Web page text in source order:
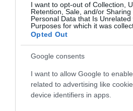
I want to opt-out of Collection,
Retention, Sale, and/or Sharing
Personal Data that Is Unrelated
Purposes for which it was
Opted Out
Google consents
I want to allow Google to
related to advertising like
device identifiers in apps.
ÁLLAT NÖVÉNY
A TEQUILA TITKOS HŐSEI SZŐRÖS
DENEVÉREK NÉLKÜL SZOMORÚBB
2026-07-10
1 2 … 128